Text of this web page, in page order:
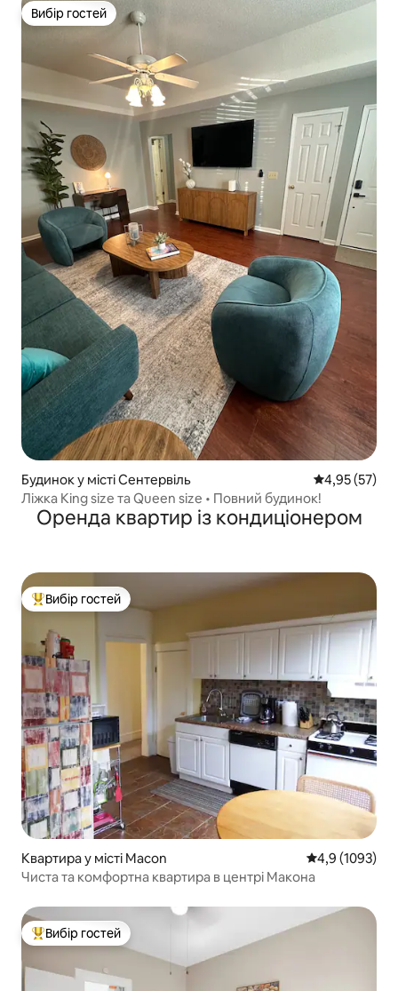
Вибір гостей
Вибір гостей
Будинок у місті Сентервіль Середня
4,95 (57)
Ліжка King size та Queen size • Повний будинок!
Оренда квартир із кондиціонером
Топ вибір гостей
Вибір гостей
Квартира у місті Macon Середня
4,9 (1093)
Чиста та комфортна квартира в центрі Макона
Топ вибір гостей
Вибір гостей